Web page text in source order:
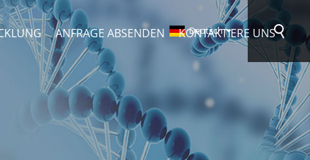
ANFRAGE ABSENDEN KONTAKTIERE UNS
Deutsch